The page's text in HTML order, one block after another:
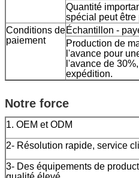
Quantité
spécial peut être
Conditions de
paiement
Échantillon -
Production de
l'avance pour
l'avance de
expédition.
Notre force
1. OEM et ODM
2- Résolution rapide, service
3- Des équipements de